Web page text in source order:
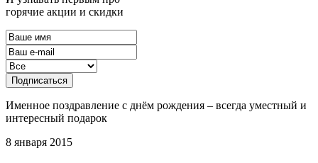
горячие акции и скидки
Подписаться
Именное поздравление с днём рождения – всегда уместный и
интересный подарок
8 января 2015